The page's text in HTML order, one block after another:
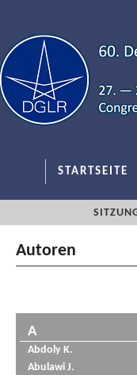
STARTSEITE
Autoren
A
Abdoly K.
Abulawi J.